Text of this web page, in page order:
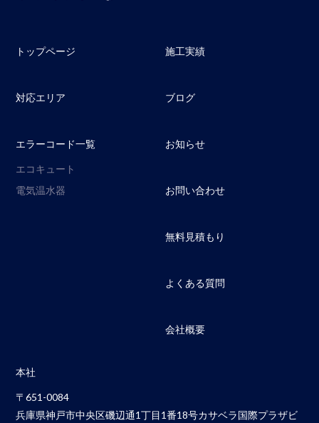
トップページ
対応エリア
エラーコード一覧
エコキュート
電気温水器
施工実績
ブログ
お知らせ
お問い合わせ
無料見積もり
よくある質問
会社概要
本社
〒651-0084
兵庫県神戸市中央区磯辺通1丁目1番18号カサベラ国際プラザビ